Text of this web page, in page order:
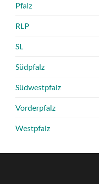
Pfalz
RLP
SL
Südpfalz
Südwestpfalz
Vorderpfalz
Westpfalz